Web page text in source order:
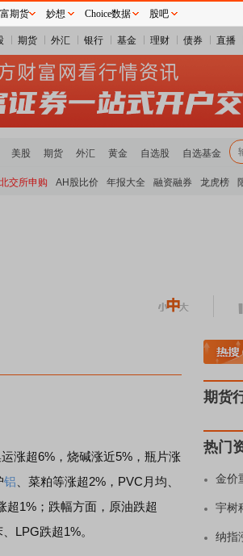
期货 外汇 银行 基金 理财 债券 直播
美股 期货 外汇 黄金 自选股 自选基金
北交所申购 AH股比价 年报大全 融资融券 龙虎榜
涨超6%，烧碱涨近5%，瓶片涨
铝 、菜粕等涨超2%，PVC月均、
超1%；跌幅方面，原油跌超
LPG跌超1%。
重要
期货
热门
金价
宇树
纳指
期货 妙想 Choice数据 股吧